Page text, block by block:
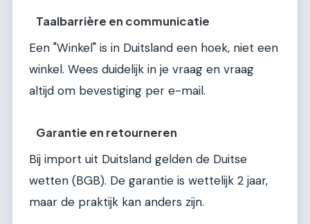
Taalbarrière en communicatie
Een "Winkel" is in Duitsland een hoek, niet een
winkel. Wees duidelijk in je vraag en vraag
altijd om bevestiging per e-mail.
Garantie en retourneren
Bij import uit Duitsland gelden de Duitse
wetten (BGB). De garantie is wettelijk 2 jaar,
maar de praktijk kan anders zijn.